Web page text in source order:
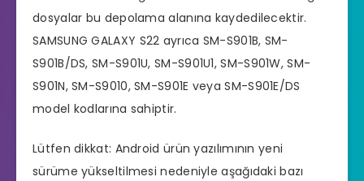
dosyalar bu depolama alanına kaydedilecektir.
SAMSUNG GALAXY S22 ayrıca SM-S901B, SM-
S901B/DS, SM-S901U, SM-S901U1, SM-S901W, SM-
S901N, SM-S9010, SM-S901E veya SM-S901E/DS
model kodlarına sahiptir.
Lütfen dikkat: Android ürün yazılımının yeni
sürüme yükseltilmesi nedeniyle aşağıdaki bazı